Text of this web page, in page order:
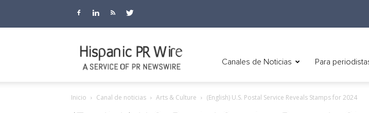
Canales de Noticias Para
Inicio Canal de noticias Arts & Culture (English) U.S. Postal Service Reveals Stamps for 2024